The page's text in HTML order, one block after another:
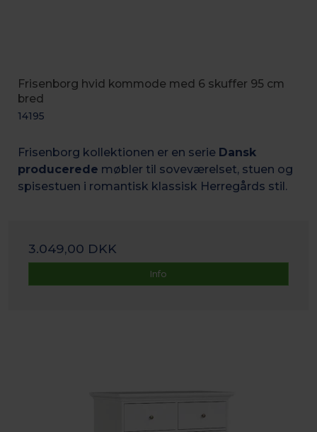
Frisenborg hvid kommode med 6 skuffer 95 cm
bred
14195
Frisenborg kollektionen er en serie Dansk
producerede møbler til soveværelset, stuen og
spisestuen i romantisk k lassisk Herregårds stil.
3.049,00 DKK
Info